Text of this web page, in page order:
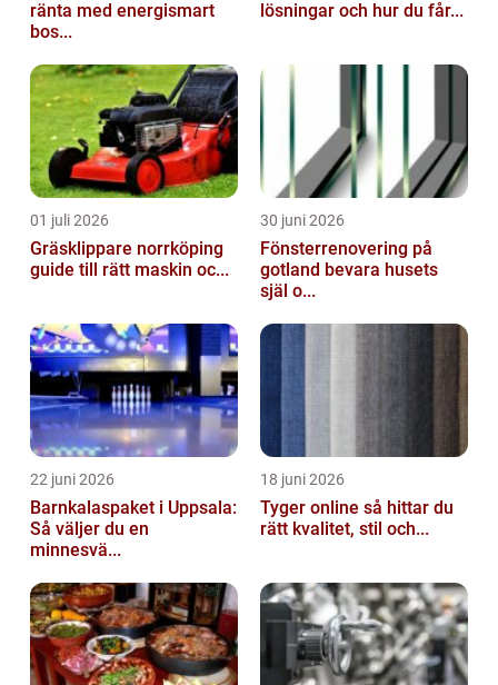
ränta med energismart
bos...
lösningar och hur du får...
01 juli 2026
Gräsklippare norrköping
guide till rätt maskin oc...
30 juni 2026
Fönsterrenovering på
gotland bevara husets
själ o...
22 juni 2026
Barnkalaspaket i Uppsala:
Så väljer du en
minnesvä...
18 juni 2026
Tyger online så hittar du
rätt kvalitet, stil och...